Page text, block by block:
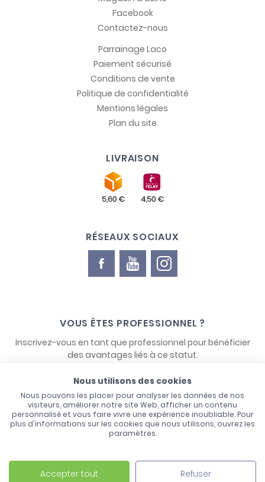
Facebook
Contactez-nous
Parrainage Laco
Paiement sécurisé
Conditions de vente
Politique de confidentialité
Mentions légales
Plan du site
LIVRAISON
RÉSEAUX SOCIAUX
VOUS ÊTES PROFESSIONNEL ?
Inscrivez-vous en tant que professionnel pour bénéficier
des avantages liés à ce statut.
Nous utilisons des cookies
Nous pouvons les placer pour analyser les données de nos
visiteurs, améliorer notre site Web, afficher un contenu
personnalisé et vous faire vivre une expérience inoubliable. Pour
plus d'informations sur les cookies que nous utilisons, ouvrez les
paramètres.
Accepter tout Refuser